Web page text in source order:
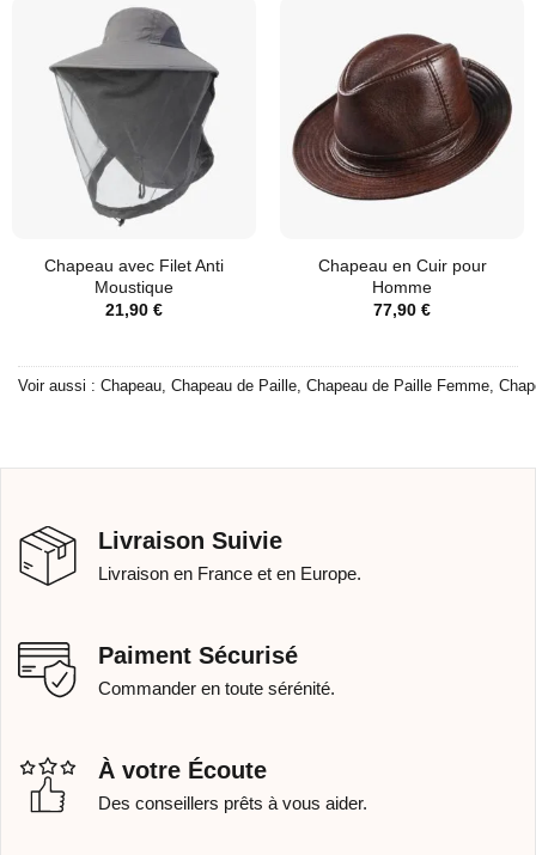
Chapeau avec Filet Anti
Moustique
21,90 €
Chapeau en Cuir pour
Homme
77,90 €
Voir aussi : Chapeau Chapeau de Paille Chapeau de Paille Femme
Livraison Suivie
Livraison en France et en Europe.
Paiment Sécurisé
Commander en toute sérénité.
À votre Écoute
Des conseillers prêts à vous aider.